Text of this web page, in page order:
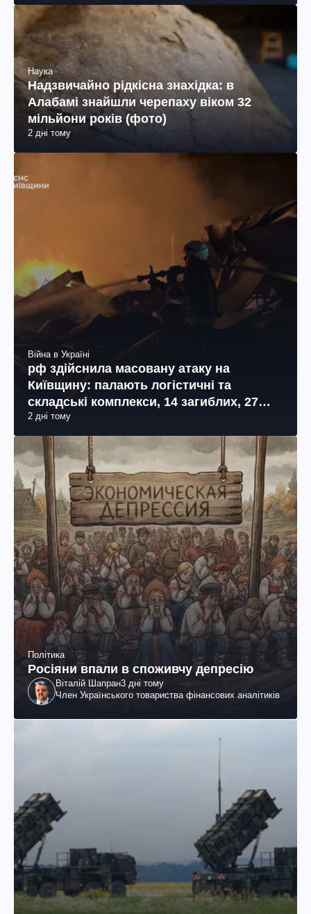
Наука
Надзвичайно рідкісна знахідка: в
Алабамі знайшли черепаху віком 32
мільйони років (фото)
2 дні тому
Війна в Україні
рф здійснила масовану атаку на
Київщину: палають логістичні та
складські комплекси, 14 загиблих, 27
поранених (фото, відео)
2 дні тому
Політика
Росіяни впали в споживчу депресію
Віталій Шапран3 дні тому
Член Українського товариства фінансових аналітиків